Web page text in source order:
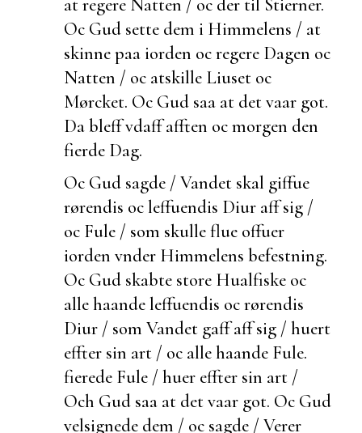
Oc Gud sette dem i Himmelens / at
skinne paa iorden oc regere Dagen oc
Natten / oc atskille Liuset oc
Mørcket. Oc Gud saa at det vaar got.
Da bleff vdaff afften oc morgen den
fierde Dag.
Oc Gud sagde / Vandet skal giffue
rørendis oc leffuendis Diur aff sig /
oc Fule / som skulleflue offuer
iorden vnder Himmelens befestning.
Oc Gud skabte store Hualfiske oc
alle haande leffuendis ocrørendis
Diur / som Vandet gaff aff sig / huert
effter sin art / oc alle haande Fule.
fierede Fule / huer effter sin art /
Och Gud saa at det vaar got. Oc Gud
velsignede dem / oc sagde / Verer